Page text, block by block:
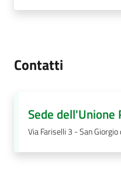
Contatti
Sede dell'Unione
Via Fariselli 3 - San